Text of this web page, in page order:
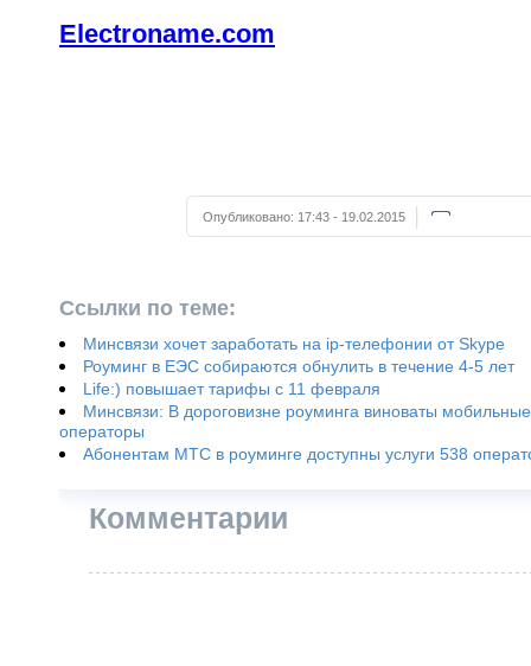
Electroname.com
Опубликовано: 17:43 - 19.02.2015
Ссылки по теме:
Минсвязи хочет заработать на ip-телефонии от Skype
Роуминг в ЕЭС собираются обнулить в течение 4-5 лет
Life:) повышает тарифы с 11 февраля
Минсвязи: В дороговизне роуминга виноваты мобильные
операторы
Абонентам МТС в роуминге доступны услуги 538
Комментарии